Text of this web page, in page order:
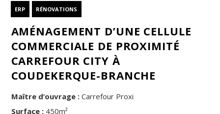
ERP RÉNOVATIONS
AMÉNAGEMENT D’UNE CELLULE
COMMERCIALE DE PROXIMITÉ
CARREFOUR CITY À
COUDEKERQUE-BRANCHE
Maître d’ouvrage :Carrefour Proxi
Surface :450m²